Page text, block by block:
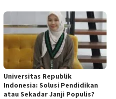
Universitas Republik
Indonesia: Solusi Pendidikan
atau Sekadar Janji Populis?